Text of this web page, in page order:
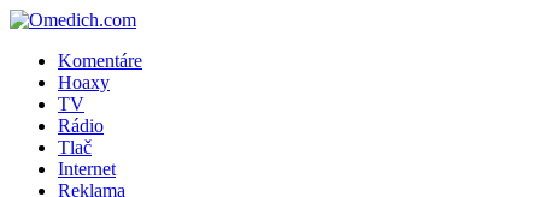
Komentáre
Hoaxy
TV
Rádio
Tlač
Internet
Reklama